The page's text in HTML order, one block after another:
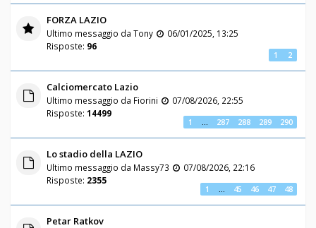
FORZA LAZIO
Ultimo messaggio da Tony
06/01/2025, 13:25
Risposte: 96
1 2
Calciomercato Lazio
Ultimo messaggio da Fiorini
07/08/2026, 22:55
Risposte: 14499
1 … 287 288 289 290
Lo stadio della LAZIO
Ultimo messaggio da Massy73
07/08/2026, 22:16
Risposte: 2355
1 … 45 46 47 48
Petar Ratkov